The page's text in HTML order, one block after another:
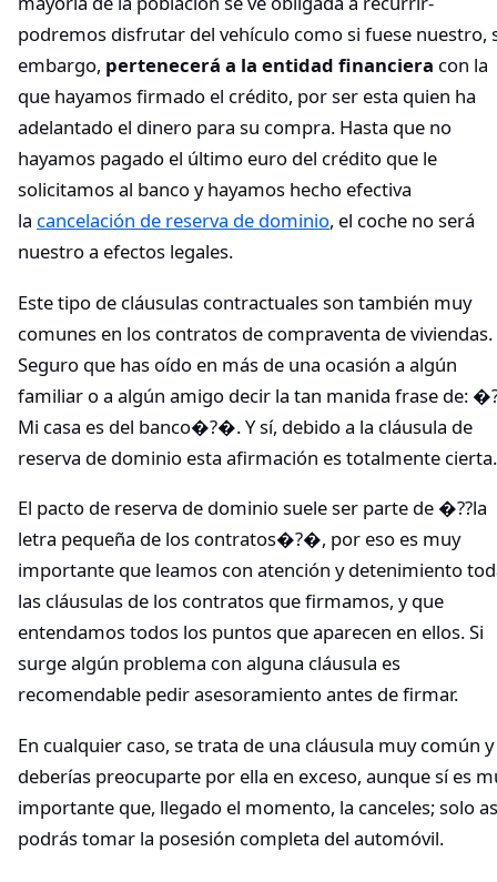
podremos disfrutar del vehículo como si fuese nuestro,
embargo, pertenecerá a la entidad financiera con la
que hayamos firmado el crédito, por ser esta quien ha
adelantado el dinero para su compra. Hasta que no
hayamos pagado el último euro del crédito que le
solicitamos al banco y hayamos hecho efectiva
la cancelación de reserva de dominio, el coche no será
nuestro a efectos legales.
Este tipo de cláusulas contractuales son también muy
comunes en los contratos de compraventa de viviendas.
Seguro que has oído en más de una ocasión a algún
familiar o a algún amigo decir la tan manida frase de:
Mi casa es del banco�?�. Y sí, debido a la cláusula de
reserva de dominio esta afirmación es totalmente cierta.
El pacto de reserva de dominio suele ser parte de �??la
letra pequeña de los contratos�?�, por eso es muy
importante que leamos con atención y detenimiento
las cláusulas de los contratos que firmamos, y que
entendamos todos los puntos que aparecen en ellos. Si
surge algún problema con alguna cláusula es
recomendable pedir asesoramiento antes de firmar.
En cualquier caso, se trata de una cláusula muy común
deberías preocuparte por ella en exceso, aunque sí es
importante que, llegado el momento, la canceles; solo
podrás tomar la posesión completa del automóvil.